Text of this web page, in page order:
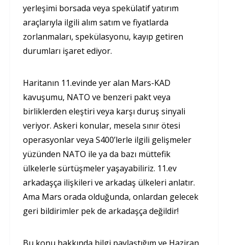
yerleşimi borsada veya spekülatif yatırım
araçlarıyla ilgili alım satım ve fiyatlarda
zorlanmaları, spekülasyonu, kayıp getiren
durumları işaret ediyor.
Haritanın 11.evinde yer alan Mars-KAD
kavuşumu, NATO ve benzeri pakt veya
birliklerden eleştiri veya karşı duruş sinyali
veriyor. Askeri konular, mesela sınır ötesi
operasyonlar veya S400’lerle ilgili gelişmeler
yüzünden NATO ile ya da bazı müttefik
ülkelerle sürtüşmeler yaşayabiliriz. 11.ev
arkadaşça ilişkileri ve arkadaş ülkeleri anlatır.
Ama Mars orada olduğunda, onlardan gelecek
geri bildirimler pek de arkadaşça değildir!